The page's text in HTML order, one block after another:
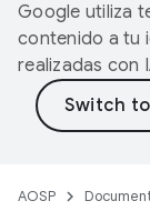
Google utiliza
contenido a tu
realizadas con
AOSP